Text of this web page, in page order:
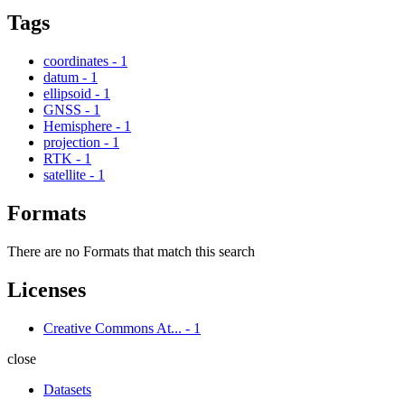
Tags
coordinates - 1
datum - 1
ellipsoid - 1
GNSS - 1
Hemisphere - 1
projection - 1
RTK - 1
satellite - 1
Formats
There are no Formats that match this search
Licenses
Creative Commons At... - 1
close
Datasets